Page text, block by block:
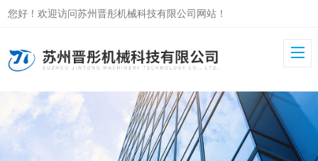
您好！欢迎访问苏州晋彤机械科技有限公司网站！